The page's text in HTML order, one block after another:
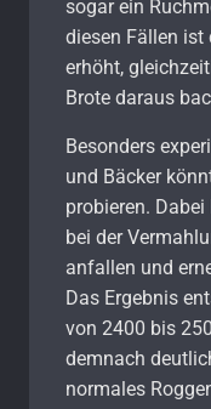
sogar ein
diesen Fällen ist
erhöht,
Brote daraus
Besonders
und Bäcker
probieren.
bei der
anfallen und
Das Ergebnis
von 2400 bis
demnach
normales